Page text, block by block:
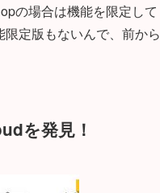
の場合は機能を限定して
定版もないんで、前から
を発見！